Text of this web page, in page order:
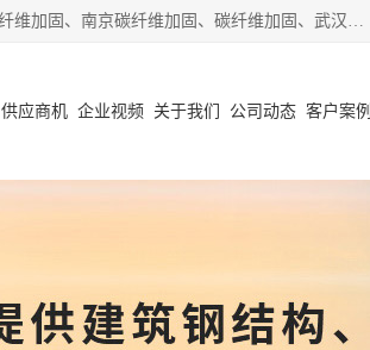
安徽泽西项目管理有限公司主营安徽合肥碳纤维加固、阜阳碳纤维加固、江西碳纤维加固、南京碳纤维加固、碳纤维加固、武汉碳纤维加固等业务，业务覆盖范围：安徽合肥、阜阳、江西、南京、武汉等区域。公司在钢筋混凝土结构改造加固、砌体结构改造加固、设计变更、结构改造加固、质量缺陷加固、地基加固等各加固改造领域具有优良的设计及施工经验。
供应商机 企业视频 关于我们 公司动态 客户案例